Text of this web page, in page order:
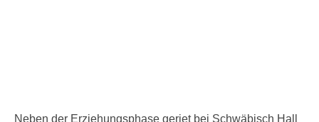
Neben der Erziehungsphase geriet bei Schwäbisch Hall